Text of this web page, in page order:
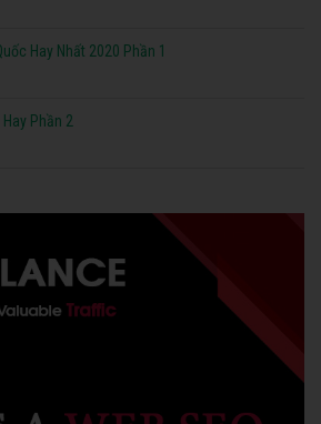
Hay Nhất 2020 Phần 1
Phần 2